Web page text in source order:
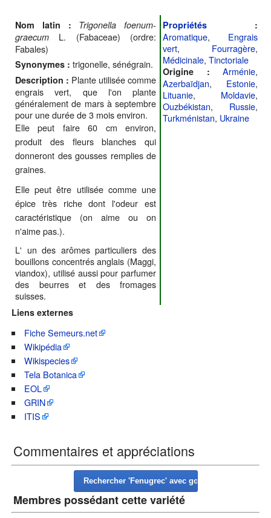
Nom latin :
Trigonella foenum-
graecum L. (Fabaceae) (ordre:
Fabales)
Synonymes : trigonelle, sénégrain.
Description : Plante utilisée comme
engrais vert, que l'on plante
généralement de mars à septembre
pour une durée de 3 mois environ.
Elle peut faire 60 cm environ,
produit des fleurs blanches qui
donneront des gousses remplies de
graines.
Elle peut être utilisée comme une
épice très riche dont l'odeur est
caractéristique (on aime ou on
n'aime pas.).
L' un des arômes particuliers des
bouillons concentrés anglais (Maggi,
viandox), utilisé aussi pour parfumer
des beurres et des fromages
suisses.
Propriétés :
Aromatique, Engrais
vert, Fourragère,
Médicinale, Tinctoriale
Origine : Arménie,
Azerbaïdjan, Estonie,
Lituanie, Moldavie,
Ouzbékistan, Russie,
Turkménistan, Ukraine
Liens externes
Fiche Semeurs.net
Wikipédia
Wikispecies
Tela Botanica
EOL
GRIN
ITIS
Commentaires et appréciations
Membres possédant cette variété